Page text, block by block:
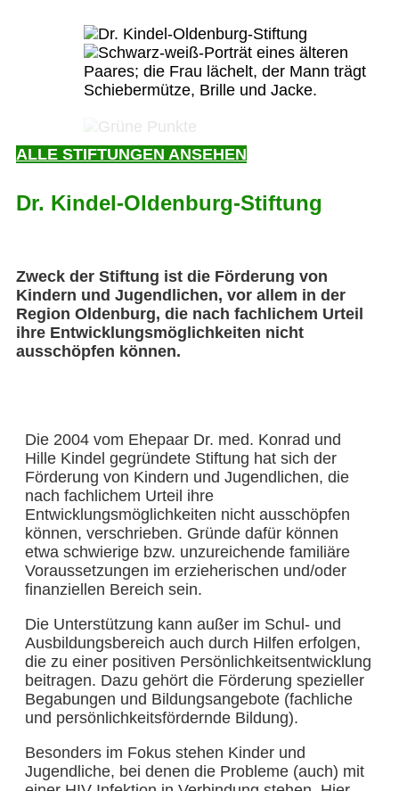
ALLE STIFTUNGEN ANSEHEN
Dr. Kindel-Oldenburg-Stiftung
Zweck der Stiftung ist die Förderung von
Kindern und Jugendlichen, vor allem in der
Region Oldenburg, die nach fachlichem Urteil
ihre Entwicklungsmöglichkeiten nicht
ausschöpfen können.
Die 2004 vom Ehepaar Dr. med. Konrad und
Hille Kindel gegründete Stiftung hat sich der
Förderung von Kindern und Jugendlichen, die
nach fachlichem Urteil ihre
Entwicklungsmöglichkeiten nicht ausschöpfen
können, verschrieben. Gründe dafür können
etwa schwierige bzw. unzureichende familiäre
Voraussetzungen im erzieherischen und/oder
finanziellen Bereich sein.
Die Unterstützung kann außer im Schul- und
Ausbildungsbereich auch durch Hilfen erfolgen,
die zu einer positiven Persönlichkeitsentwicklung
beitragen. Dazu gehört die Förderung spezieller
Begabungen und Bildungsangebote (fachliche
und persönlichkeitsfördernde Bildung).
Besonders im Fokus stehen Kinder und
Jugendliche, bei denen die Probleme (auch) mit